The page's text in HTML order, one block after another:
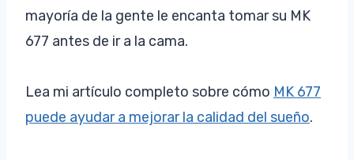
mayoría de la gente le encanta tomar su MK
677 antes de ir a la cama.
Lea mi artículo completo sobre cómo MK 677
puede ayudar a mejorar la calidad del sueño.